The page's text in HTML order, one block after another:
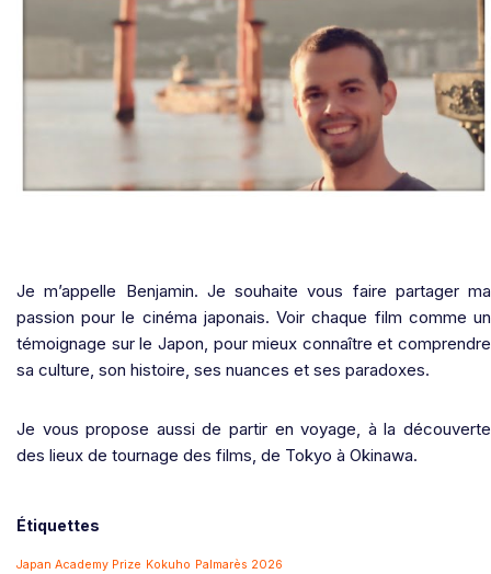
Je m’appelle Benjamin. Je souhaite vous faire partager ma
passion pour le cinéma japonais. Voir chaque film comme un
témoignage sur le Japon, pour mieux connaître et comprendre
sa culture, son histoire, ses nuances et ses paradoxes.
Je vous propose aussi de partir en voyage, à la découverte
des lieux de tournage des films, de Tokyo à Okinawa.
Étiquettes
Japan Academy Prize Kokuho Palmarès 2026